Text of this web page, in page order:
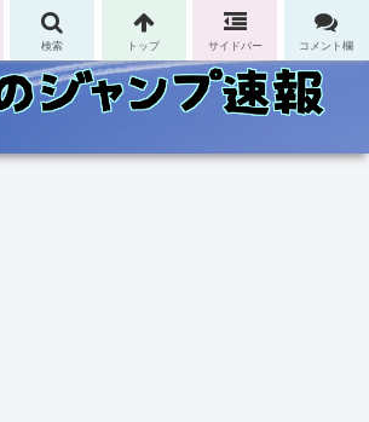
検索 トップ サイドバー コメント欄